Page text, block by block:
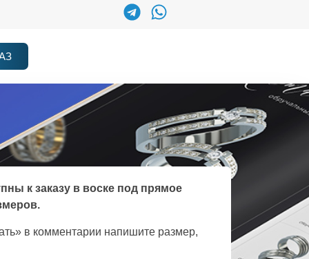
к заказу в воске под прямое
в комментарии напишите размер,